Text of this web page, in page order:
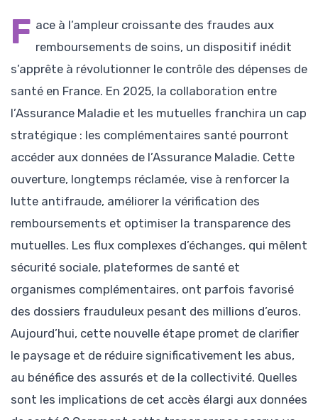
F ace à l’ampleur croissante des fraudes aux
remboursements de soins, un dispositif inédit
s’apprête à révolutionner le contrôle des dépenses de
santé en France. En 2025, la collaboration entre
l’Assurance Maladie et les mutuelles franchira un cap
stratégique : les complémentaires santé pourront
accéder aux données de l’Assurance Maladie. Cette
ouverture, longtemps réclamée, vise à renforcer la
lutte antifraude, améliorer la vérification des
remboursements et optimiser la transparence des
mutuelles. Les flux complexes d’échanges, qui mêlent
sécurité sociale, plateformes de santé et
organismes complémentaires, ont parfois favorisé
des dossiers frauduleux pesant des millions d’euros.
Aujourd’hui, cette nouvelle étape promet de clarifier
le paysage et de réduire significativement les abus,
au bénéfice des assurés et de la collectivité. Quelles
sont les implications de cet accès élargi aux données